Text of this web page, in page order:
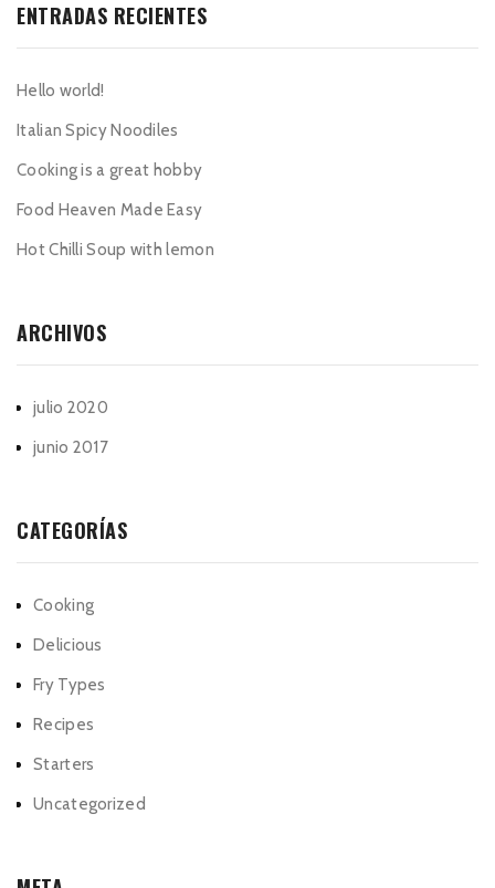
ENTRADAS RECIENTES
Hello world!
Italian Spicy Noodiles
Cooking is a great hobby
Food Heaven Made Easy
Hot Chilli Soup with lemon
ARCHIVOS
julio 2020
junio 2017
CATEGORÍAS
Cooking
Delicious
Fry Types
Recipes
Starters
Uncategorized